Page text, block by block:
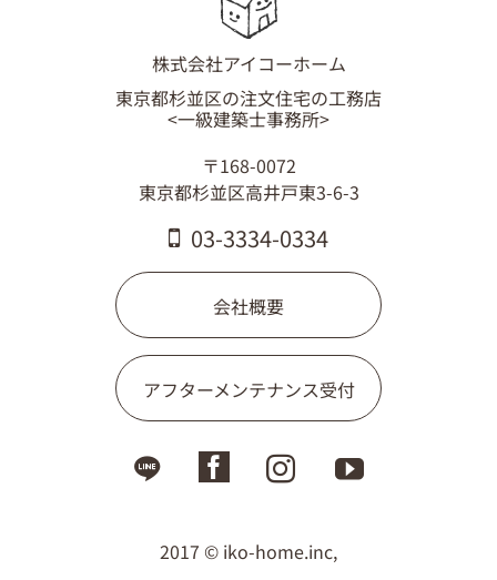
03-3334-0334
株式会社アイコーホーム
東京都杉並区の注文住宅の工務店
<一級建築士事務所>
〒168-0072
東京都杉並区高井戸東3-6-3
03-3334-0334
会社概要
アフターメンテナンス受付
2017 © iko-home.inc,